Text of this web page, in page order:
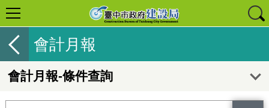
會計月報
會計月報-條件查詢